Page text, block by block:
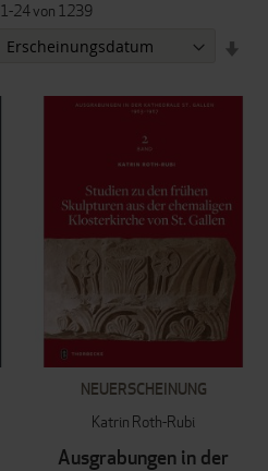
1-24von 1239
NEUERSCHEINUNG
Katrin Roth-Rubi
Ausgrabungen in der